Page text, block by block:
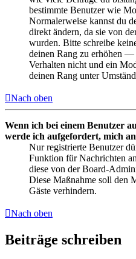
bestimmte Benutzer wie
Normalerweise kannst du
direkt ändern, da sie von
wurden. Bitte schreibe
deinen Rang zu erhöhen —
Verhalten nicht und ein
deinen Rang unter
Nach oben
Wenn ich bei einem Benutzer
werde ich aufgefordert, mich
Nur registrierte Benutzer
Funktion für Nachrichten
diese von der Board-
Diese Maßnahme soll den
Gäste verhindern.
Nach oben
Beiträge schreiben